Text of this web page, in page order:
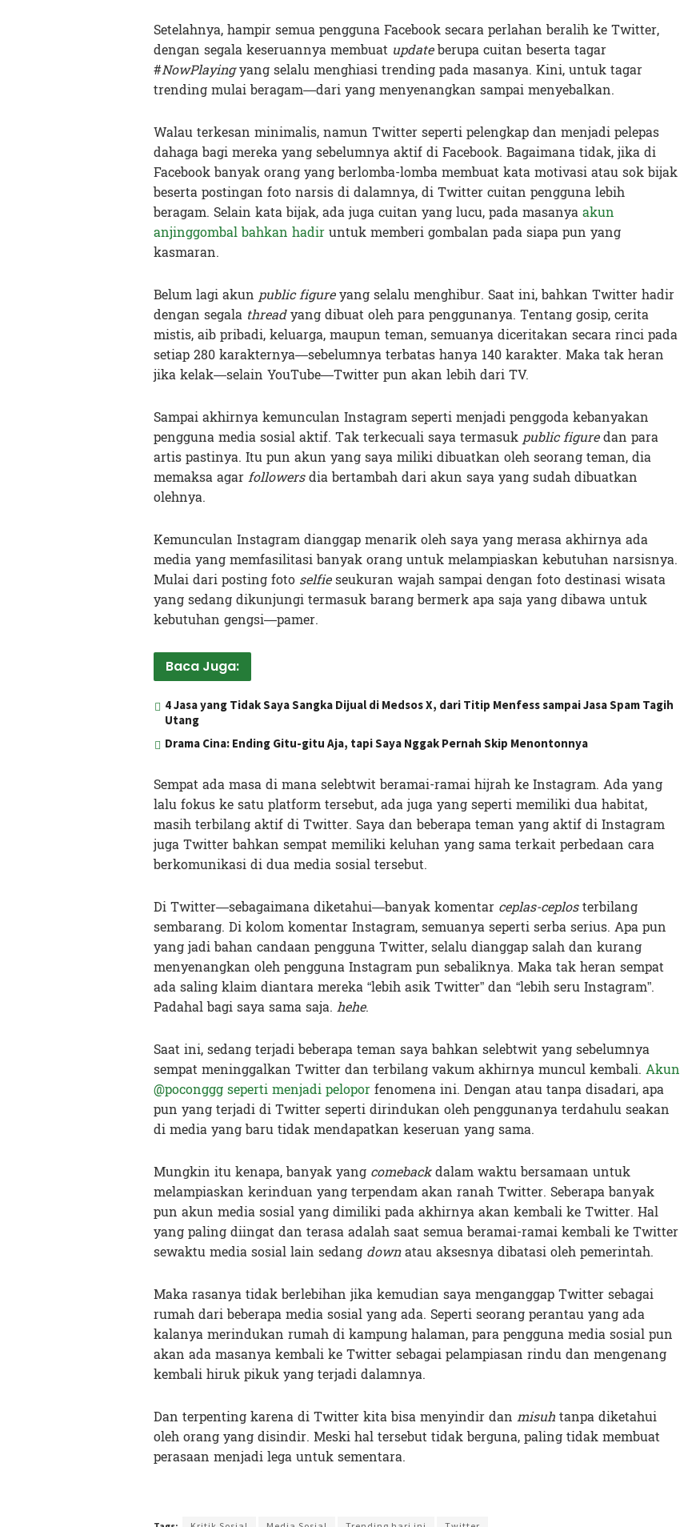
Setelahnya, hampir semua pengguna Facebook secara perlahan beralih ke Twitter,
dengan segala keseruannya membuat updateberupa cuitan beserta tagar
#NowPlayingyang selalu menghiasi trending pada masanya. Kini, untuk tagar
trending mulai beragam—dari yang menyenangkan sampai menyebalkan.
Walau terkesan minimalis, namun Twitter seperti pelengkap dan menjadi pelepas
dahaga bagi mereka yang sebelumnya aktif di Facebook. Bagaimana tidak, jika di
Facebook banyak orang yang berlomba-lomba membuat kata motivasi atau sok bijak
beserta postingan foto narsis di dalamnya, di Twitter cuitan pengguna lebih
beragam. Selain kata bijak, ada juga cuitan yang lucu, pada masanyaakun
anjinggombal bahkan hadiruntuk memberi gombalan pada siapa pun yang
kasmaran.
Belum lagi akun public figureyang selalu menghibur. Saat ini, bahkan Twitter hadir
dengan segala threadyang dibuat oleh para penggunanya. Tentang gosip, cerita
mistis, aib pribadi, keluarga, maupun teman, semuanya diceritakan secara rinci pada
setiap 280 karakternya—sebelumnya terbatas hanya 140 karakter. Maka tak heran
jika kelak—selain YouTube—Twitter pun akan lebih dari TV.
Sampai akhirnya kemunculan Instagram seperti menjadi penggoda kebanyakan
pengguna media sosial aktif. Tak terkecuali saya termasuk public figuredan para
artis pastinya. Itu pun akun yang saya miliki dibuatkan oleh seorang teman, dia
memaksa agarfollowersdia bertambah dari akun saya yang sudah dibuatkan
olehnya.
Kemunculan Instagram dianggap menarik oleh saya yang merasa akhirnya ada
media yang memfasilitasi banyak orang untuk melampiaskan kebutuhan narsisnya.
Mulai dari posting foto selfieseukuran wajah sampai dengan foto destinasi wisata
yang sedang dikunjungi termasuk barang bermerk apa saja yang dibawa untuk
kebutuhan gengsi—pamer.
Baca Juga:
4 Jasa yang Tidak Saya Sangka Dijual di Medsos X, dari Titip Menfess sampai Jasa Spam Tagih
Utang
Drama Cina: Ending Gitu-gitu Aja, tapi Saya Nggak Pernah Skip Menontonnya
Sempat ada masa di mana selebtwit beramai-ramai hijrah ke Instagram. Ada yang
lalu fokus ke satu platform tersebut, ada juga yang seperti memiliki dua habitat,
masih terbilang aktif di Twitter. Saya dan beberapa teman yang aktif di Instagram
juga Twitter bahkan sempat memiliki keluhan yang sama terkait perbedaan cara
berkomunikasi di dua media sosial tersebut.
Di Twitter—sebagaimana diketahui—banyak komentar ceplas-ceplosterbilang
sembarang. Di kolom komentar Instagram, semuanya seperti serba serius. Apa pun
yang jadi bahan candaan pengguna Twitter, selalu dianggap salah dan kurang
menyenangkan oleh pengguna Instagram pun sebaliknya. Maka tak heran sempat
ada saling klaim diantara mereka “lebih asik Twitter” dan “lebih seru Instagram”.
Padahal bagi saya sama saja. hehe.
Saat ini, sedang terjadi beberapa teman saya bahkan selebtwit yang sebelumnya
sempat meninggalkan Twitter dan terbilang vakum akhirnya muncul kembali. Akun
@poconggg seperti menjadi peloporfenomena ini. Dengan atau tanpa disadari, apa
pun yang terjadi di Twitter seperti dirindukan oleh penggunanya terdahulu seakan
di media yang baru tidak mendapatkan keseruan yang sama.
Mungkin itu kenapa, banyak yang comebackdalam waktu bersamaan untuk
melampiaskan kerinduan yang terpendam akan ranah Twitter. Seberapa banyak
pun akun media sosial yang dimiliki pada akhirnya akan kembali ke Twitter. Hal
yang paling diingat dan terasa adalah saat semua beramai-ramai kembali ke Twitter
sewaktu media sosial lain sedang downatau aksesnya dibatasi oleh pemerintah.
Maka rasanya tidak berlebihan jika kemudian saya menganggap Twitter sebagai
rumah dari beberapa media sosial yang ada. Seperti seorang perantau yang ada
kalanya merindukan rumah di kampung halaman, para pengguna media sosial pun
akan ada masanya kembali ke Twitter sebagai pelampiasan rindu dan mengenang
kembali hiruk pikuk yang terjadi dalamnya.
Dan terpenting karena di Twitter kita bisa menyindir dan misuhtanpa diketahui
oleh orang yang disindir. Meski hal tersebut tidak berguna, paling tidak membuat
perasaan menjadi lega untuk sementara.